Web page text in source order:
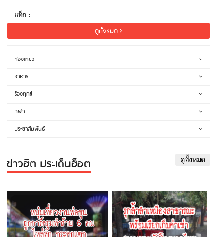
แท็ก :
ดูทั้งหมด
ท่องเที่ยว
อาหาร
ร้องทุกข์
กีฬา
ประชาสัมพันธ์
ข่าวฮิต ประเด็นฮ็อต ดูทั้งหมด